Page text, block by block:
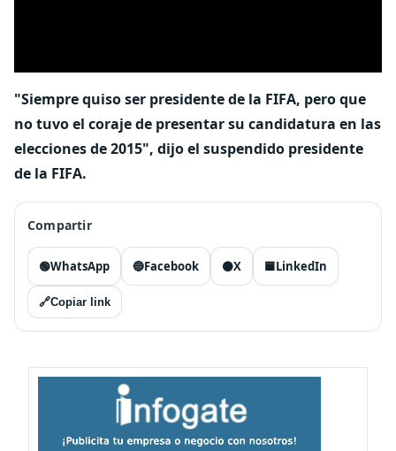
"Siempre quiso ser presidente de la FIFA, pero que
no tuvo el coraje de presentar su candidatura en las
elecciones de 2015", dijo el suspendido presidente
de la FIFA.
Compartir
🟢WhatsApp 🔵Facebook ⚫X 🟦LinkedIn
🔗Copiar link